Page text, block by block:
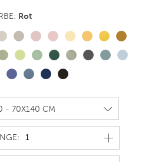
Rot
MENGE